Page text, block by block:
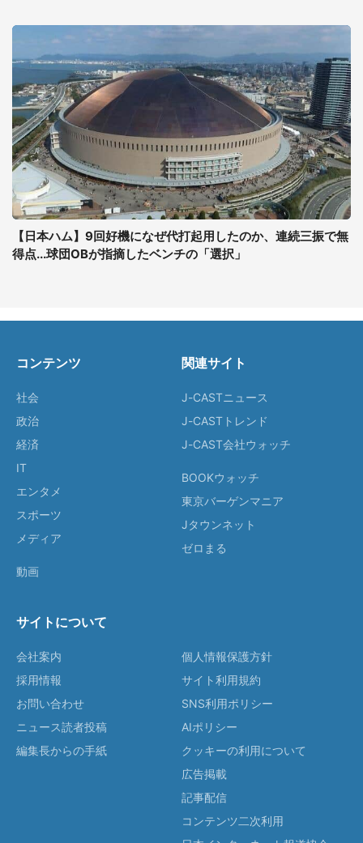
【日本ハム】9回好機になぜ代打起用したのか、連続三振で無
得点...球団OBが指摘したベンチの「選択」
コンテンツ
社会
政治
経済
IT
エンタメ
スポーツ
メディア
動画
関連サイト
J-CASTニュース
J-CASTトレンド
J-CAST会社ウォッチ
BOOKウォッチ
東京バーゲンマニア
Jタウンネット
ゼロまる
サイトについて
会社案内
採用情報
お問い合わせ
ニュース読者投稿
編集長からの手紙
個人情報保護方針
サイト利用規約
SNS利用ポリシー
AIポリシー
クッキーの利用について
広告掲載
記事配信
コンテンツ二次利用